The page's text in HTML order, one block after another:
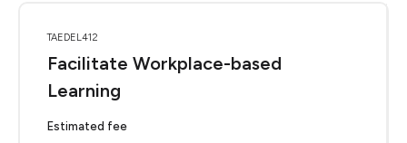
TAEDEL412
Facilitate Workplace-based
Learning
Estimated fee